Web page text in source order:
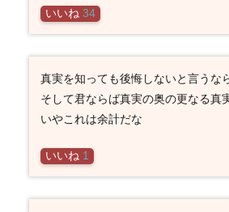
いいね 34
真実を知っても後悔しないと言うな
そして君ならば真実の奥の更なる真
いやこれは余計だな
いいね 1